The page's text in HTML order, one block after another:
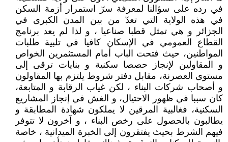
في رده على سؤالنا لمعرفة سرّ استمرار أزمة السكن
في هذه الولاية التي تعدّ من بين المدن الكبرى في
الجزائر و هي تمثل قطبا صناعيا ، و لذا لم يعد برنامج
القطاع العمومي في الإسكان كافيا في تلبية طلبات
المواطنين، حيث فتحت الباب أمام المستثمرين الخواص
و المقاولين لإنجاز حصصا سكنية و بنايات ترقى إلى
مستوى العصرنة، مقابل دفتر شروط يلتزم بها المقاولون
و أصحاب شركات البناء ، لكن غياب الرقابة و المتابعة،
كان سببا في ظهور الاحتيال، و الغش في إنجاز المشاريع
السكنية، فغالبية المرقين لا يملكون شهادة المطابقة و
يطالبون بالحصول على رخص البناء ، و آخرون لا تتوفر
فيهم الشرط بحيث يفتقرون إلى الخبرة الميدانية ، خاصة